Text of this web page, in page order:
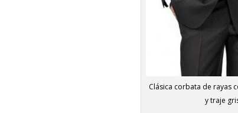
Clásica corbata de rayas
y traje